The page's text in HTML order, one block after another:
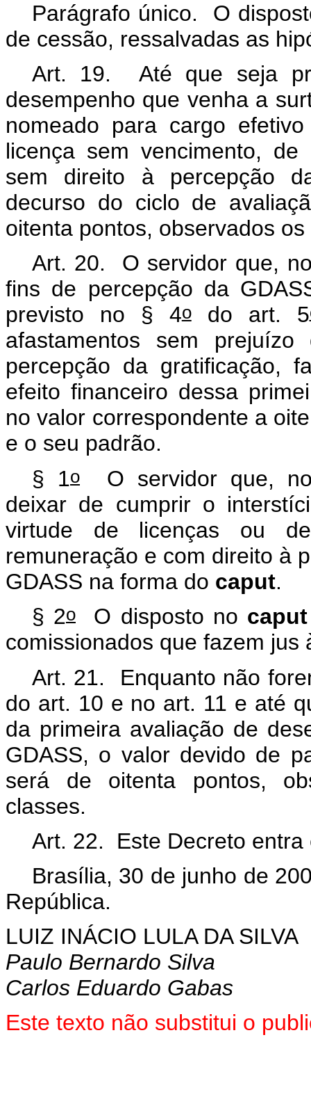
Parágrafo único. O
de cessão, ressalvadas as
Art. 19. Até que seja
desempenho que venha a
nomeado para cargo
licença sem vencimento,
sem direito à percepção
decurso do ciclo de
oitenta pontos, observados
Art. 20. O servidor que,
fins de percepção da
previsto no § 4odo art. 5
afastamentos sem
percepção da gratificação,
efeito financeiro dessa
no valor correspondente a
e o seu padrão.
§ 1o
O servidor que, no
deixar de cumprir o
virtude de licenças ou
remuneração e com direito à
GDASS na forma do caput.
§ 2oO disposto no caput
comissionados que fazem jus
Art. 21. Enquanto não
do art. 10 e no art. 11 e até
da primeira avaliação de
GDASS, o valor devido de
será de oitenta pontos,
classes.
Art. 22. Este Decreto entra
Brasília, 30 de junho de
República.
LUIZ INÁCIO LULA DA SILVA
Paulo Bernardo Silva
Carlos Eduardo Gabas
Este texto não substitui o